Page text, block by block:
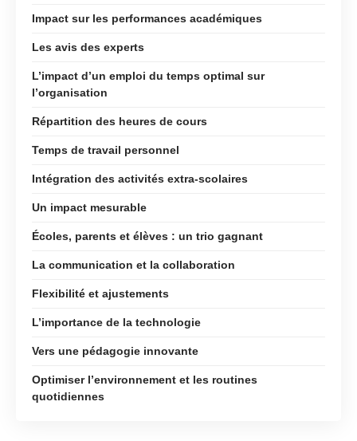
Impact sur les performances académiques
Les avis des experts
L’impact d’un emploi du temps optimal sur
l’organisation
Répartition des heures de cours
Temps de travail personnel
Intégration des activités extra-scolaires
Un impact mesurable
Écoles, parents et élèves : un trio gagnant
La communication et la collaboration
Flexibilité et ajustements
L’importance de la technologie
Vers une pédagogie innovante
Optimiser l’environnement et les routines
quotidiennes